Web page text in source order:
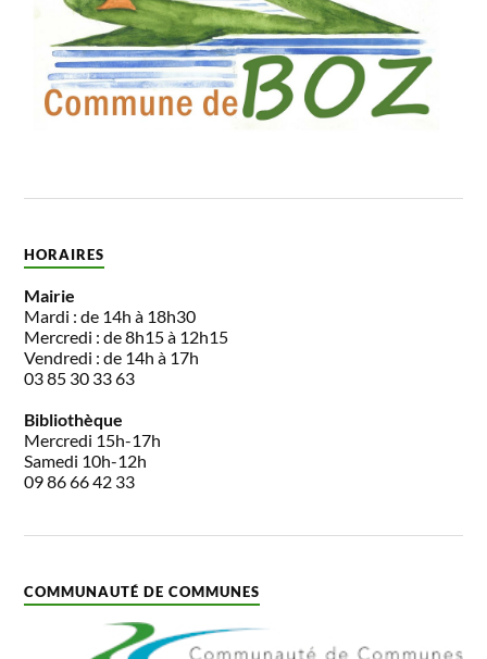
HORAIRES
Mairie
Mardi : de 14h à 18h30
Mercredi : de 8h15 à 12h15
Vendredi : de 14h à 17h
03 85 30 33 63
Bibliothèque
Mercredi 15h-17h
Samedi 10h-12h
09 86 66 42 33
COMMUNAUTÉ DE COMMUNES